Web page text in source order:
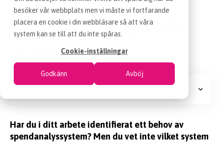
besöker vår webbplats men vi måste vi fortfarande
placera en cookie i din webbläsare så att våra
system kan se till att du inte spåras.
Cookie-inställningar
Godkänn Avböj
OM EFFSO TOOLS
TERMINOLOGI
spendanalyssystem
Har du i ditt arbete identifierat ett behov av
spendanalyssystem? Men du vet inte vilket system